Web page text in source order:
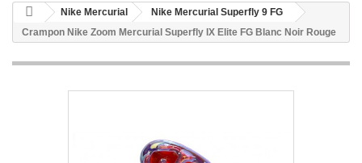
Nike Mercurial
Nike Mercurial Superfly 9 FG
Crampon Nike Zoom Mercurial Superfly IX Elite FG Blanc Noir Rouge